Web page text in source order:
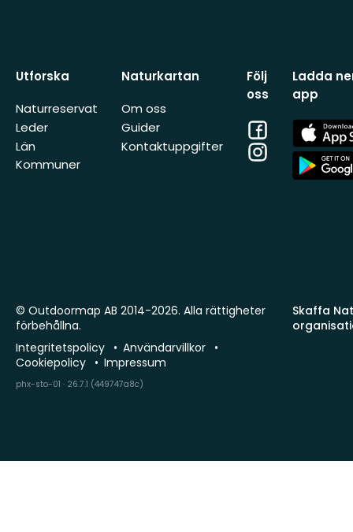
Utforska
Naturreservat
Leder
Län
Kommuner
Naturkartan
Om oss
Guider
Kontaktuppgifter
Följ
oss
Facebook
Instagram
Ladda
app
App
Store
App
Store
Skaffa
© Outdoormap AB 2014-2026. Alla rättigheter
förbehållna.
Integritetspolicy
Användarvillkor
Cookiepolicy
Impressum
phx-sto-01 · 26.7.1 (449747a8c)